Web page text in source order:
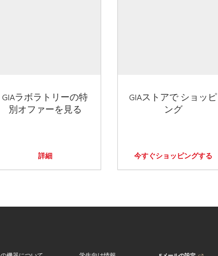
GIAラボラトリーの特
別オファーを見る
詳細
GIAストアで ショッピ
ング
今すぐショッピングする